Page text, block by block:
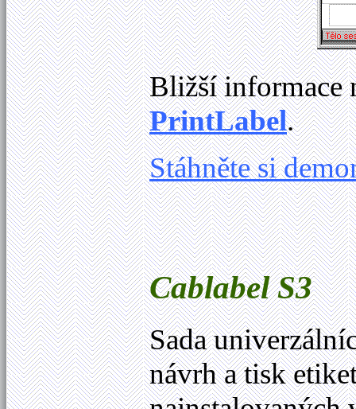
Bližší informace
PrintLabel.
Stáhněte si
CablabelS3
Sada
návrh a tisk